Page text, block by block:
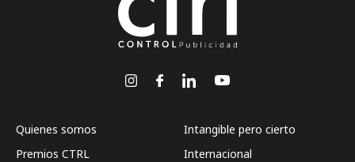
Quienes somos
Premios CTRL
Intangible pero cierto
Internacional